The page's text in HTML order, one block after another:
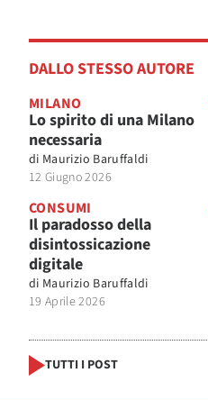
DALLO STESSO AUTORE
MILANO
Lo spirito di una Milano
necessaria
di Maurizio Baruffaldi
12 Giugno 2026
CONSUMI
Il paradosso della
disintossicazione
digitale
di Maurizio Baruffaldi
19 Aprile 2026
TUTTI I POST